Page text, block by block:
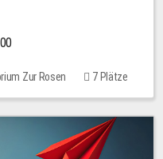
Zur Rosen
7 Plätze